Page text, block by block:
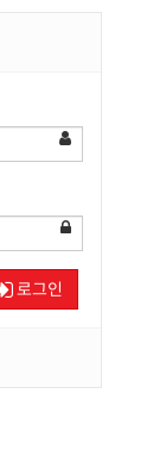
로그인